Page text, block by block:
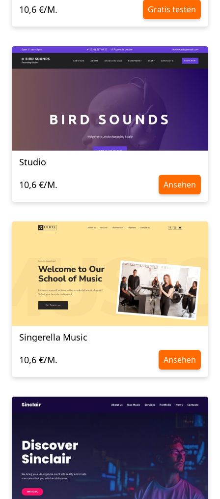
10,6 €/M.
Gratis testen
Studio
10,6 €/M.
Ansehen
Singerella Music
10,6 €/M.
Ansehen